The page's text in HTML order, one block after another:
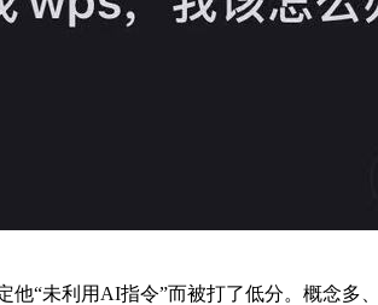
未利用AI指令”而被打了低分。概念多